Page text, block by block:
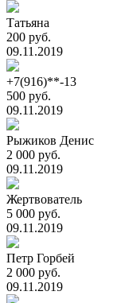
Татьяна
200 руб.
09.11.2019
+7(916)**-13
500 руб.
09.11.2019
Рыжиков Денис
2 000 руб.
09.11.2019
Жертвователь
5 000 руб.
09.11.2019
Петр Горбей
2 000 руб.
09.11.2019